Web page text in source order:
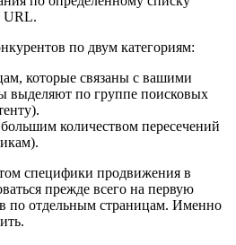
URL.
по двум категориям:
которые связаны с вашими
выделяют по группе поисковых
количеством пересечений
специфики продвижения в
прежде всего на первую
по отдельным страницам. Именно